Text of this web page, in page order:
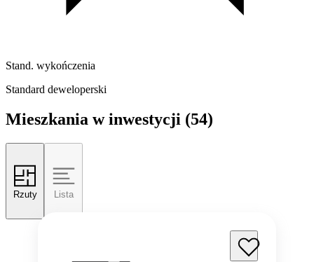
Stand. wykończenia
Standard deweloperski
Mieszkania w inwestycji (54)
Rzuty Lista